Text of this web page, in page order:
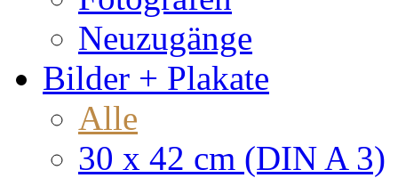
Neuzugänge
Bilder + Plakate
Alle
30 x 42 cm (DIN A 3)